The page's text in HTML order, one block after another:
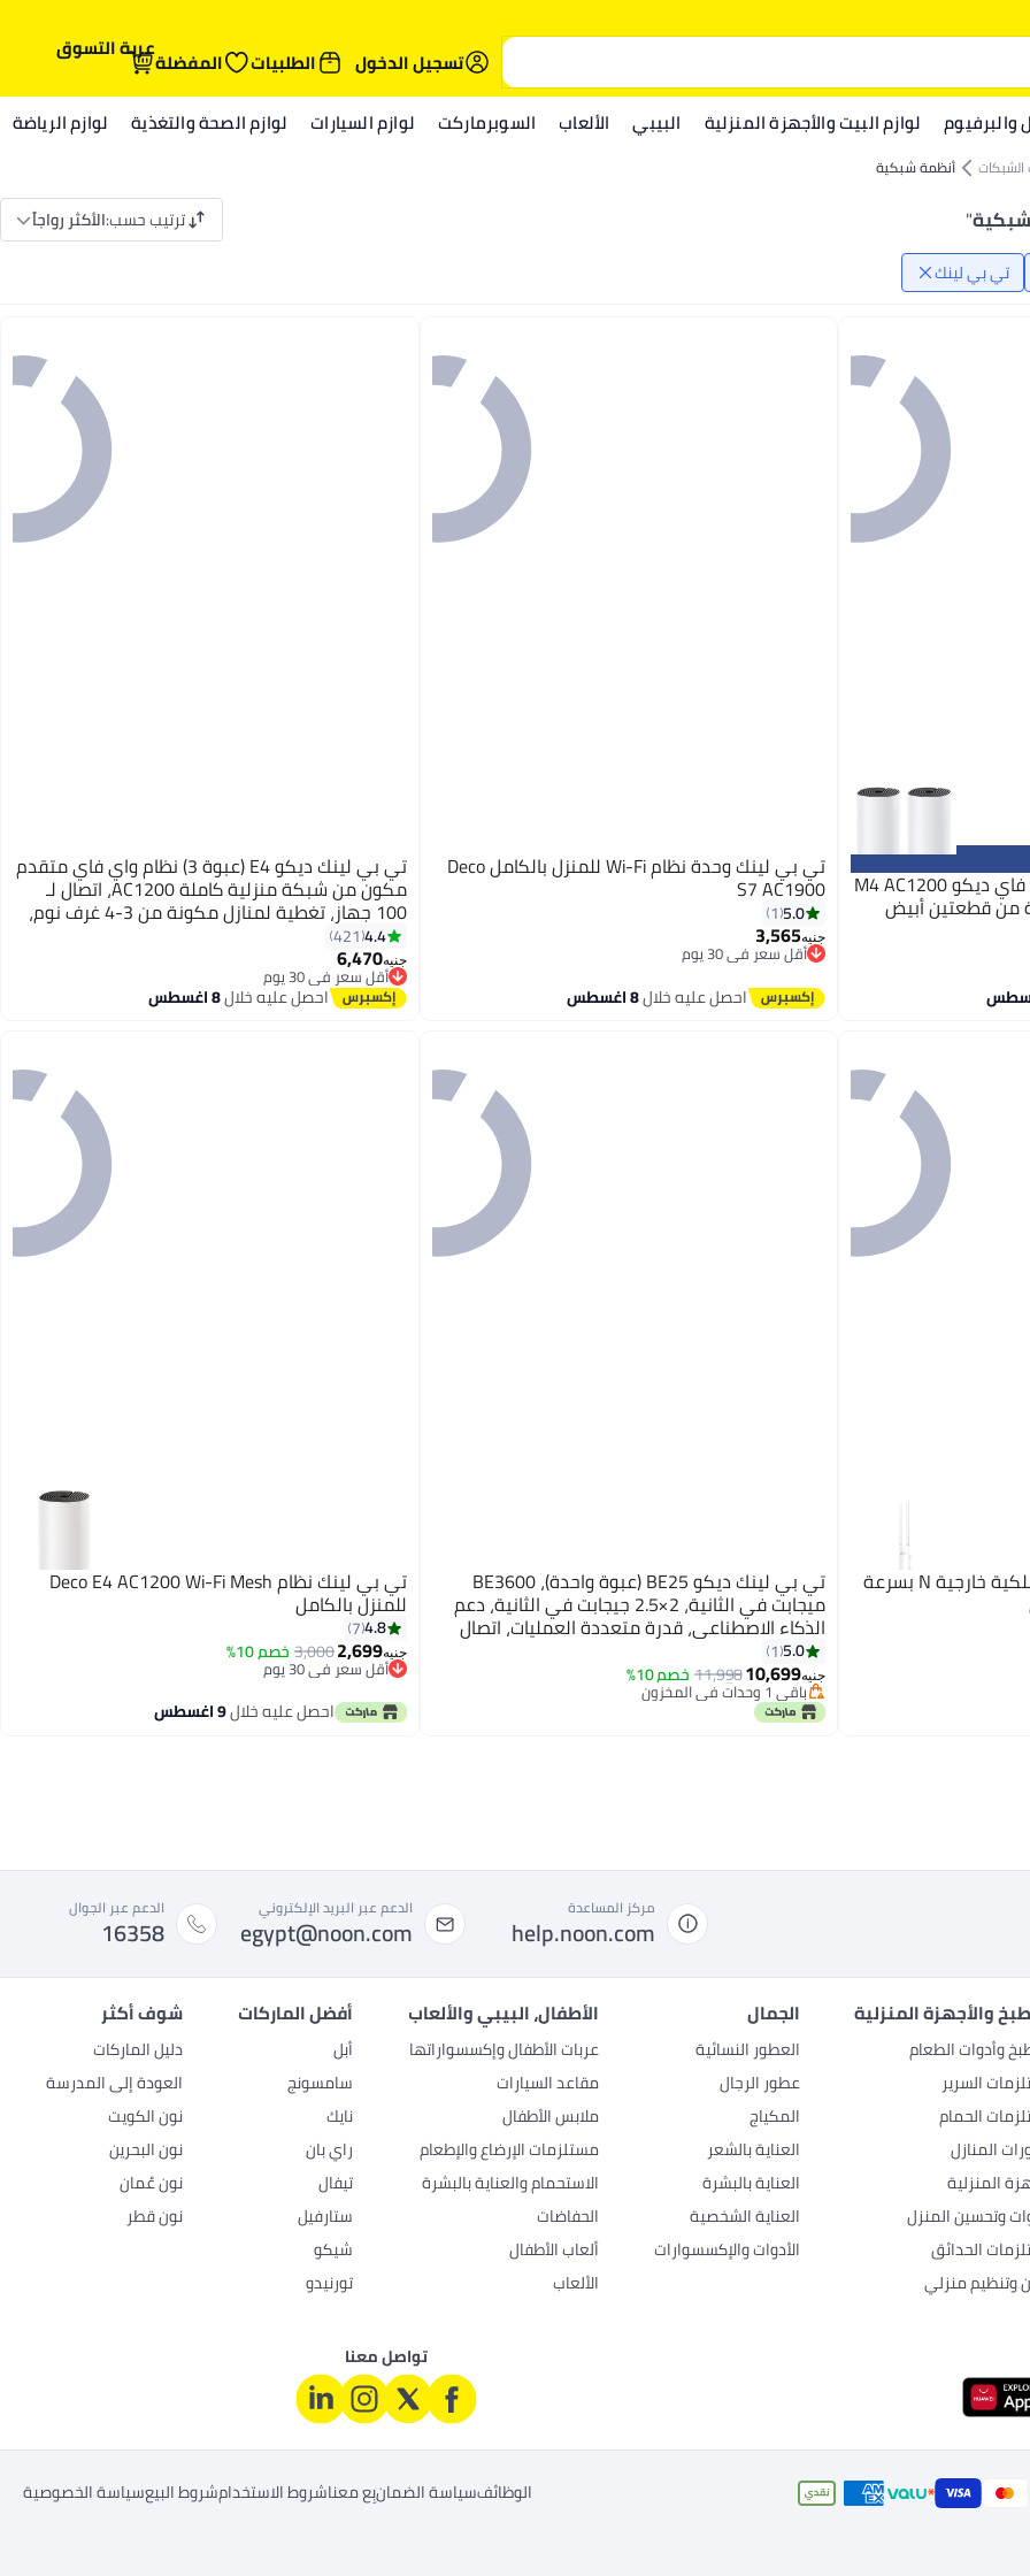
تسجيل الدخول
الطلبيات المفضلةعربة التسوق
والبرفيوم لوازم البيت والأجهزة المنزلية البيبي الألعاب السوبرماركت لوازم السيارات لوازم الصحة والتغذية لوازم الرياضة
الشبكات أنظمة شبكية
شبكية" ترتيب حسب:الأكثر رواجاً
تي بي لينك
تي بي لينك نظام شبكة واي فاي ديكو M4 AC1200
من قطعتين أبيض
تي بي لينك وحدة نظام Wi-Fi للمنزل بالكامل Deco
S7 AC1900
5.0
1
جنيه3,565
أقل سعر في 30 يوم
توصيل مجاني
أقل سعر في 30 يوماحصل عليه خلال8 اغسطس
تي بي لينك ديكو E4 (عبوة 3) نظام واي فاي متقدم
مكون من شبكة منزلية كاملة AC1200، اتصال لـ
100 جهاز، تغطية لمنازل مكونة من 3-4 غرف نوم،
تحكم أبووي، يعمل مع أليكسا
4.4
421
جنيه6,470
أقل سعر في 30 يوم
توصيل مجاني
أقل سعر في 30 يوم
احصل عليه خلال8 اغسطس
تي بي لينك نقطة وصول لاسلكية خارجية N بسرعة تي بي لينك ديكو BE25 (عبوة واحدة)، BE3600
ميجابت في الثانية، 2×2.5 جيجابت في الثانية، دعم
الذكاء الاصطناعي، قدرة متعددة العمليات، اتصال
يصل إلى 150 جهاز، VPN، WPA3، نظام واي فاي 7
مزدوج النطاق، أبيض
5.0
1
جنيه10,699
11,998خصم 10%
أقل سعر في 30 يوم
توصيل مجاني
باقي 1 وحدات في المخزون
أقل سعر في 30 يوم
تي بي لينك نظام Deco E4 AC1200 Wi-Fi Mesh
للمنزل بالكامل
4.8
7
جنيه2,699
3,000 خصم 10%
أقل سعر في 30 يوم
توصيل مجاني
أقل سعر في 30 يوماحصل عليه خلال9 اغسطس
مركز المساعدة
help.noon.com
الدعم عبر البريد الإلكتروني
egypt@noon.com
الدعم عبر الجوال
16358
والأجهزة المنزلية
وأدوات الطعام
السرير
الحمام
المنازل
المنزلية
وتحسين المنزل
الحدائق
وتنظيم منزلي
الجمال
العطور النسائية
عطور الرجال
المكياج
العناية بالشعر
العناية بالبشرة
العناية الشخصية
الأدوات والإكسسوارات
الأطفال، البيبي والألعاب
عربات الأطفال وإكسسواراتها
مقاعد السيارات
ملابس الأطفال
مستلزمات الإرضاع والإطعام
الاستحمام والعناية بالبشرة
الحفاضات
ألعاب الأطفال
الألعاب
أفضل الماركات
أبل
سامسونج
نايك
راي بان
تيفال
ستارفيل
شيكو
تورنيدو
شوف أكثر
دليل الماركات
العودة إلى المدرسة
نون الكويت
نون البحرين
نون عُمان
نون قطر
تواصل معنا
الوظائفسياسة الضمانبِع معناشروط الاستخدامشروط البيعسياسة الخصوصية